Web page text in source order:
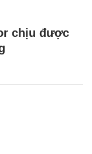
chịu được